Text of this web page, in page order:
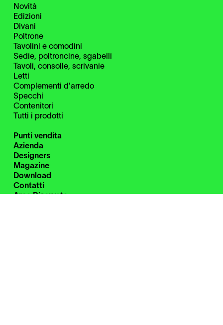
Novità
Edizioni
Divani
Poltrone
Tavolini e comodini
Sedie, poltroncine, sgabelli
Tavoli, consolle, scrivanie
Letti
Complementi d'arredo
Specchi
Contenitori
Tutti i prodotti
Punti vendita
Azienda
Designers
Magazine
Download
Contatti
Area Riservata